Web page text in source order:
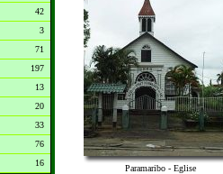
42
3
71
197
13
20
33
76
16
Paramaribo - Eglise